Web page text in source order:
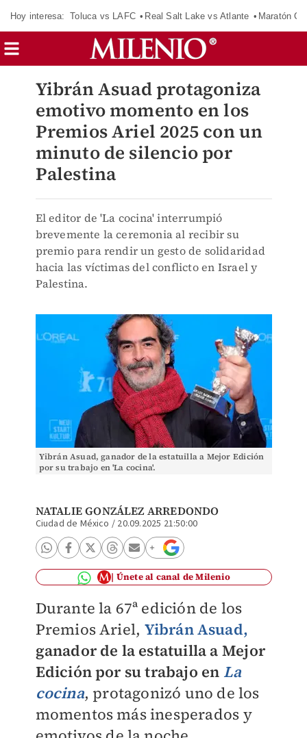
Hoy interesa: Toluca vs LAFC Real Salt Lake vs Atlante Maratón
Yibrán Asuad protagoniza
emotivo momento en los
Premios Ariel 2025 con un
minuto de silencio por
Palestina
El editor de 'La cocina' interrumpió
brevemente la ceremonia al recibir su
premio para rendir un gesto de solidaridad
hacia las víctimas del conflicto en Israel y
Palestina.
Yibrán Asuad, ganador de la estatuilla a Mejor Edición
por su trabajo en 'La cocina'.
NATALIE GONZÁLEZ ARREDONDO
Ciudad de México / 20.09.2025 21:50:00
Únete al canal de Milenio
Durante la 67ª edición de los
Premios Ariel, Yibrán Asuad,
ganador de la estatuilla a Mejor
Edición por su trabajo en La
cocina, protagonizó uno de los
momentos más inesperados y